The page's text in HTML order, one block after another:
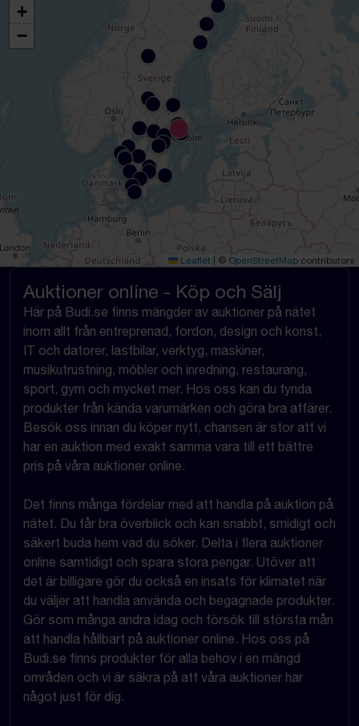
+
−
Leaflet | © OpenStreetMap contributors
Auktioner online - Köp och Sälj
Här på Budi.se finns mängder av auktioner på nätet
inom allt från entreprenad, fordon, design och konst,
IT och datorer, lastbilar, verktyg, maskiner,
musikutrustning, möbler och inredning, restaurang,
sport, gym och mycket mer. Hos oss kan du fynda
produkter från kända varumärken och göra bra affärer.
Besök oss innan du köper nytt, chansen är stor att vi
har en auktion med exakt samma vara till ett bättre
pris på våra auktioner online.
Det finns många fördelar med att handla på auktion på
nätet. Du får bra överblick och kan snabbt, smidigt och
säkert buda hem vad du söker. Delta i flera auktioner
online samtidigt och spara stora pengar. Utöver att
det är billigare gör du också en insats för klimatet när
du väljer att handla använda och begagnade produkter.
Gör som många andra idag och försök till största mån
att handla hållbart på auktioner online. Hos oss på
Budi.se finns produkter för alla behov i en mängd
områden och vi är säkra på att våra auktioner har
något just för dig.